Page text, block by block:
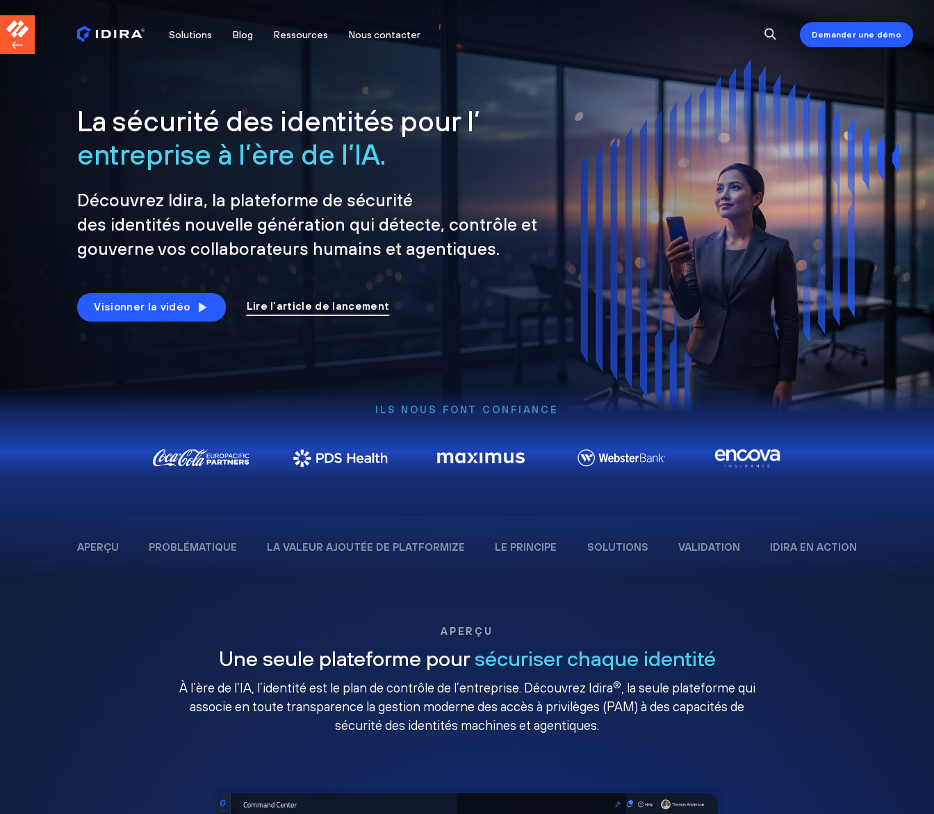
Solutions Blog Ressources Nous contacter Demander une démo
La sécurité des identités pour l’
entreprise à l’ère de l’IA.
Découvrez Idira, la plateforme de sécurité
des identités nouvelle génération qui détecte, contrôle et
gouverne vos collaborateurs humains et agentiques.
Visionner la vidéo Lire l’article de lancement
ILS NOUS FONT CONFIANCE
APERÇU PROBLÉMATIQUE LA VALEUR AJOUTÉE DE PLATFORMIZE LE PRINCIPE SOLUTIONS VALIDATION IDIRA EN ACTION
APERÇU
Une seule plateforme pour sécuriser chaque identité
À l’ère de l’IA, l’identité est le plan de contrôle de l’entreprise. Découvrez Idira®, la seule plateforme qui
associe en toute transparence la gestion moderne des accès à privilèges (PAM) à des capacités de
sécurité des identités machines et agentiques.